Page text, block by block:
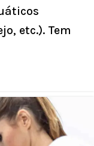
etc.). Tem